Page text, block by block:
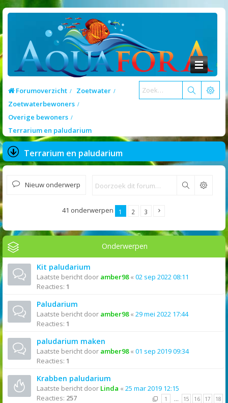
Forumoverzicht
Zoetwater
Zoetwaterbewoners
Overige bewoners
Terrarium en paludarium
Terrarium en paludarium
Nieuw onderwerp Zoek
41 onderwerpen 1 2 3
Onderwerpen
Kit paludarium
Laatste bericht door amber98« 02 sep 2022 08:11
Reacties: 1
Paludarium
Laatste bericht door amber98« 29 mei 2022 17:44
Reacties: 1
paludarium maken
Laatste bericht door amber98« 01 sep 2019 09:34
Reacties: 1
Krabben paludarium
Laatste bericht door Linda « 25 mar 2019 12:15
Reacties: 257 1 … 15 16 17 18